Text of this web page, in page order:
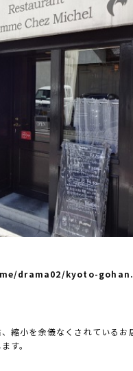
drama02/kyoto-
縮小を余儀なくされている
す。